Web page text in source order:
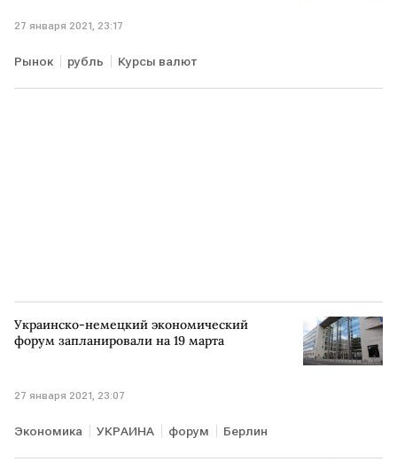
27 января 2021, 23:17
Рынок рубль Курсы валют
Украинско-немецкий экономический
форум запланировали на 19 марта
27 января 2021, 23:07
Экономика УКРАИНА форум Берлин